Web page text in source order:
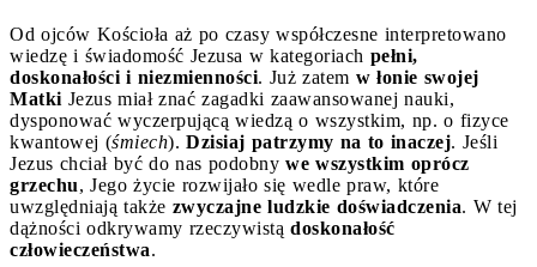
Od ojców Kościoła aż po czasy współczesne interpretowano
wiedzę i świadomość Jezusa w kategoriach pełni,
doskonałości i niezmienności. Już zatem w łonie swojej
Matki Jezus miał znać zagadki zaawansowanej nauki,
dysponować wyczerpującą wiedzą o wszystkim, np. o fizyce
kwantowej (śmiech). Dzisiaj patrzymy na to inaczej. Jeśli
Jezus chciał być do nas podobny we wszystkim oprócz
grzechu, Jego życie rozwijało się wedle praw, które
uwzględniają także zwyczajne ludzkie doświadczenia. W tej
dążności odkrywamy rzeczywistą doskonałość
człowieczeństwa.